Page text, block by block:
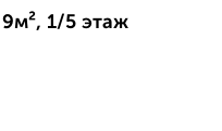
1/5 этаж